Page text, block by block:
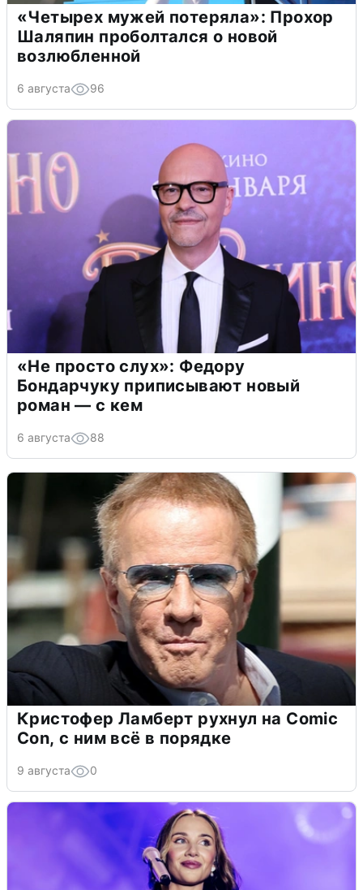
«Четырех мужей потеряла»: Прохор
Шаляпин проболтался о новой
возлюбленной
6 августа 96
«Не просто слух»: Федору
Бондарчуку приписывают новый
роман — с кем
6 августа 88
Кристофер Ламберт рухнул на Comic
Con, с ним всё в порядке
9 августа 0